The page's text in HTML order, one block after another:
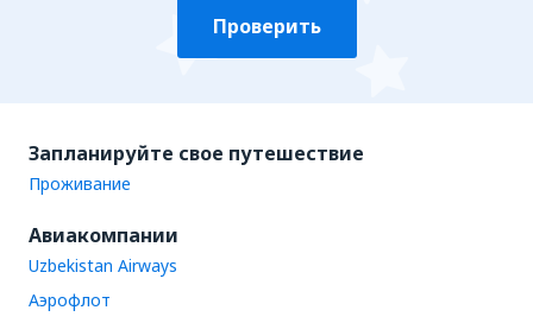
Проверить
Запланируйте свое путешествие
Проживание
Авиакомпании
Uzbekistan Airways
Аэрофлот